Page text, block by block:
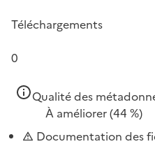
Téléchargements
0
Qualité des
À améliorer(44 %)
Documentation des